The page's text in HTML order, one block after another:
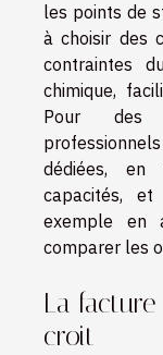
les points de
à choisir des
contraintes
chimique,
Pour des
dédiées, en
capacités,
exemple en
comparer les
La
croit